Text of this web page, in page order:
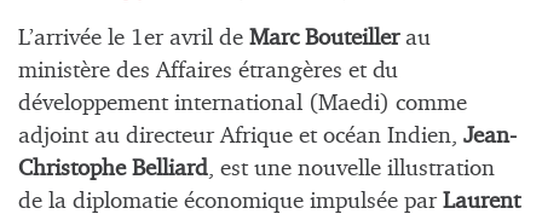
L’arrivée le 1er avril de Marc Bouteillerau
ministère des Affaires étrangères et du
développement international (Maedi) comme
adjoint au directeur Afrique et océan Indien, Jean-
Christophe Belliard, est une nouvelle illustration
de la diplomatie économique impulsée par Laurent